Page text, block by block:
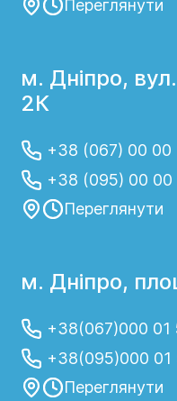
Переглянути
м. Дніпро,
2К
+38 (067) 00 00
+38 (095) 00 00
Переглянути
м. Дніпро,
+38(067)000 01
+38(095)000 01
Переглянути